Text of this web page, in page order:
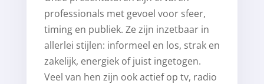
professionals met gevoel voor sfeer,
timing en publiek. Ze zijn inzetbaar in
allerlei stijlen: informeel en los, strak en
zakelijk, energiek of juist ingetogen.
Veel van hen zijn ook actief op tv, radio